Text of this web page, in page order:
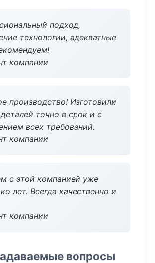
подход,
технологии, адекватные
компании
производство! Изготовили
точно в срок и с
всех требований.
компании
с этой компанией уже
лет. Всегда качественно и
компании
вопросы